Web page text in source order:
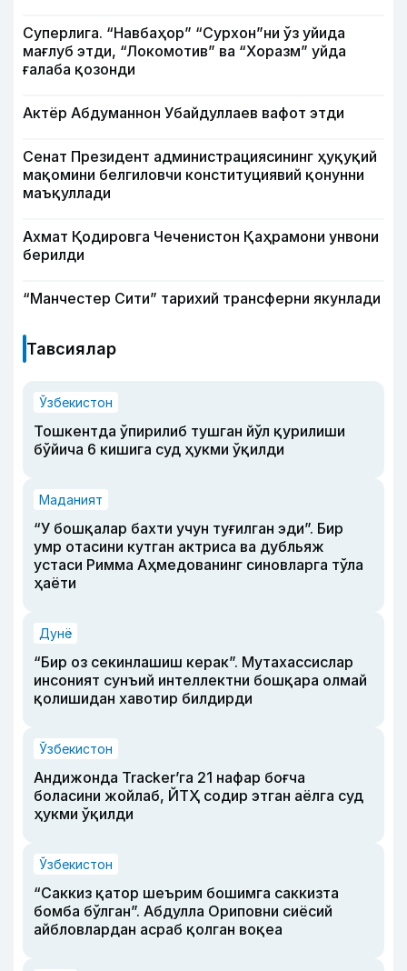
Суперлига. “Навбаҳор” “Сурхон”ни ўз уйида
мағлуб этди, “Локомотив” ва “Хоразм” уйда
ғалаба қозонди
Актёр Абду­маннон Убайдуллаев вафот этди
Сенат Президент администрациясининг ҳуқуқий
мақомини белгиловчи конституциявий қонунни
маъқуллади
Ахмат Қодировга Чеченистон Қаҳрамони унвони
берилди
“Манчестер Сити” тарихий трансферни якунлади
Тавсиялар
Ўзбекистон
Тошкентда ўпирилиб тушган йўл қурилиши
бўйича 6 кишига суд ҳукми ўқилди
Маданият
“У бошқалар бахти учун туғилган эди”. Бир
умр отасини кутган актриса ва дубльяж
устаси Римма Аҳмедованинг синовларга тўла
ҳаёти
Дунё
“Бир оз секинлашиш керак”. Мутахассислар
инсоният сунъий интеллектни бошқара олмай
қолишидан хавотир билдирди
Ўзбекистон
Андижонда Tracker’га 21 нафар боғча
боласини жойлаб, ЙТҲ содир этган аёлга суд
ҳукми ўқилди
Ўзбекистон
“Саккиз қатор шеърим бошимга саккизта
бомба бўлган”. Абдулла Ориповни сиёсий
айбловлардан асраб қолган воқеа